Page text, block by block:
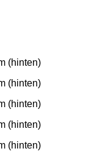
(hinten)
(hinten)
(hinten)
(hinten)
(hinten)